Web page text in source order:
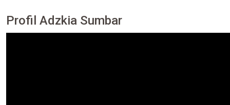
Profil Adzkia Sumbar